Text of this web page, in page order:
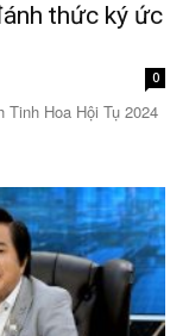
thức ký ức
0
Hoa Hội Tụ 2024